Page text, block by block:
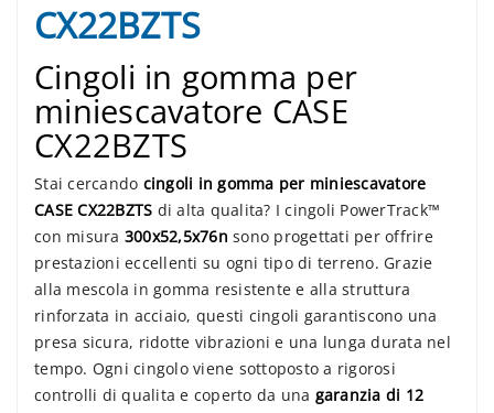
CX22BZTS
Cingoli in gomma per
miniescavatore CASE
CX22BZTS
Stai cercando cingoli in gomma per miniescavatore
CASE CX22BZTS di alta qualita? I cingoli PowerTrack™
con misura 300x52,5x76n sono progettati per offrire
prestazioni eccellenti su ogni tipo di terreno. Grazie
alla mescola in gomma resistente e alla struttura
rinforzata in acciaio, questi cingoli garantiscono una
presa sicura, ridotte vibrazioni e una lunga durata nel
tempo. Ogni cingolo viene sottoposto a rigorosi
controlli di qualita e coperto da una garanzia di 12